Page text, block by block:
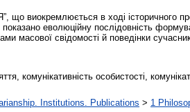
що виокремлюється в ході історичного
еволюційну послідовність
масової свідомості й поведінки
комунікативність особистості,
Institutions. Publications > 1